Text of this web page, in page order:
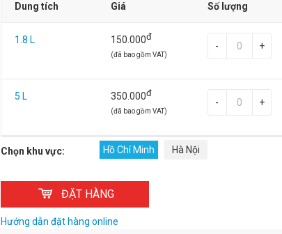
Dung tích Giá Số lượng
1.8 L 150.000đ
(đã bao gồm VAT)
- +
5 L 350.000đ
(đã bao gồm VAT)
- +
Chọn khu vực: Hồ Chí Minh Hà Nội
ĐẶT HÀNG
Hướng dẫn đặt hàng online